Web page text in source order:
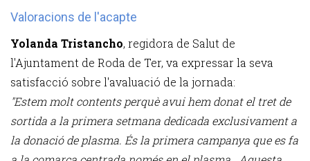
Valoracions de l'acapte
Yolanda Tristancho, regidora de Salut de
l'Ajuntament de Roda de Ter, va expressar la seva
satisfacció sobre l'avaluació de la jornada:
"Estem molt contents perquè avui hem donat el tret de
sortida a la primera setmana dedicada exclusivament a
la donació de plasma. És la primera campanya que es fa